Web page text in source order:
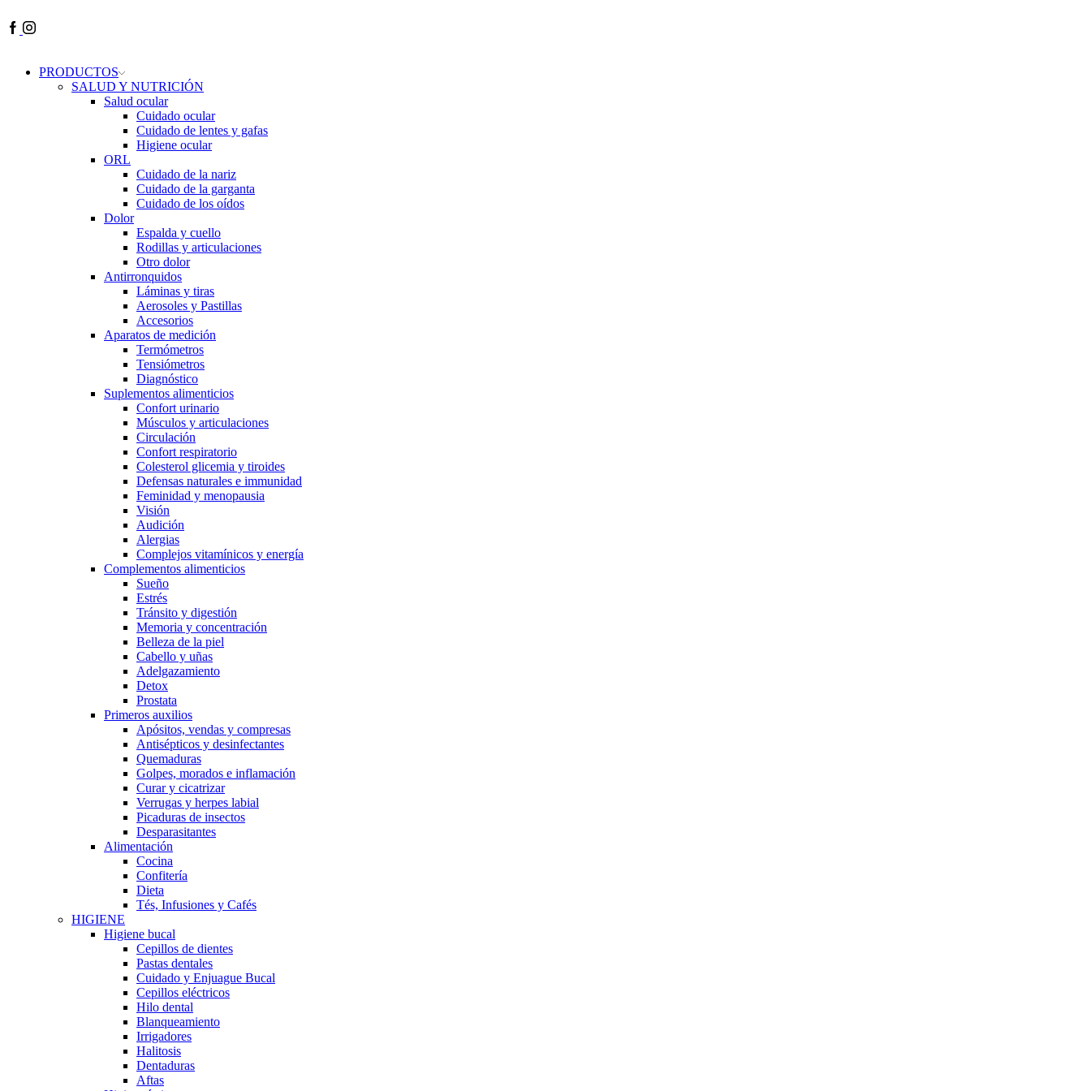
Facebook
Instagram
PRODUCTOS
SALUD Y NUTRICIÓN
Salud ocular
Cuidado ocular
Cuidado de lentes y gafas
Higiene ocular
ORL
​​Cuidado de la nariz
​​Cuidado de la garganta
​​Cuidado de los oídos
Dolor
Espalda y cuello
Rodillas y articulaciones
Otro dolor
Antirronquidos
Láminas y tiras
Aerosoles y Pastillas
Accesorios
Aparatos de medición
Termómetros
Tensiómetros
Diagnóstico
Suplementos alimenticios
Confort urinario
Músculos y articulaciones
Circulación
Confort respiratorio
Colesterol glicemia y tiroides
Defensas naturales e immunidad
Feminidad y menopausia
Visión
Audición
Alergias
Complejos vitamínicos y energía
Complementos alimenticios
Sueño
Estrés
Tránsito y digestión
Memoria y concentración
Belleza de la piel
Cabello y uñas
Adelgazamiento
Detox
Prostata
Primeros auxilios
Apósitos, vendas y compresas
Antisépticos y desinfectantes
Quemaduras
Golpes, morados e inflamación
Curar y cicatrizar
Verrugas y herpes labial
Picaduras de insectos
Desparasitantes
Alimentación
Cocina
Confitería
Dieta
Tés, Infusiones y Cafés
HIGIENE
Higiene bucal
Cepillos de dientes
Pastas dentales
Cuidado y Enjuague Bucal
Cepillos eléctricos
Hilo dental
Blanqueamiento
Irrigadores
Halitosis
Dentaduras
Aftas